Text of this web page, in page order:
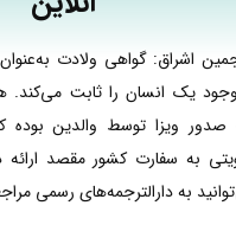
اشراق: گواهی ولادت
یک انسان را ثابت می‌کند.
ویزا توسط والدین بوده
به سفارت کشور مقصد ارائه
به دارالترجمه‌های رسمی